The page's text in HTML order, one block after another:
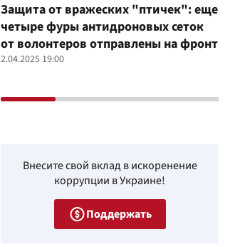
Защита от вражеских "птичек": еще
четыре фуры антидроновых сеток
от волонтеров отправлены на фронт
2.04.2025 19:00
Внесите свой вклад в искоренение
коррупции в Украине!
Поддержать